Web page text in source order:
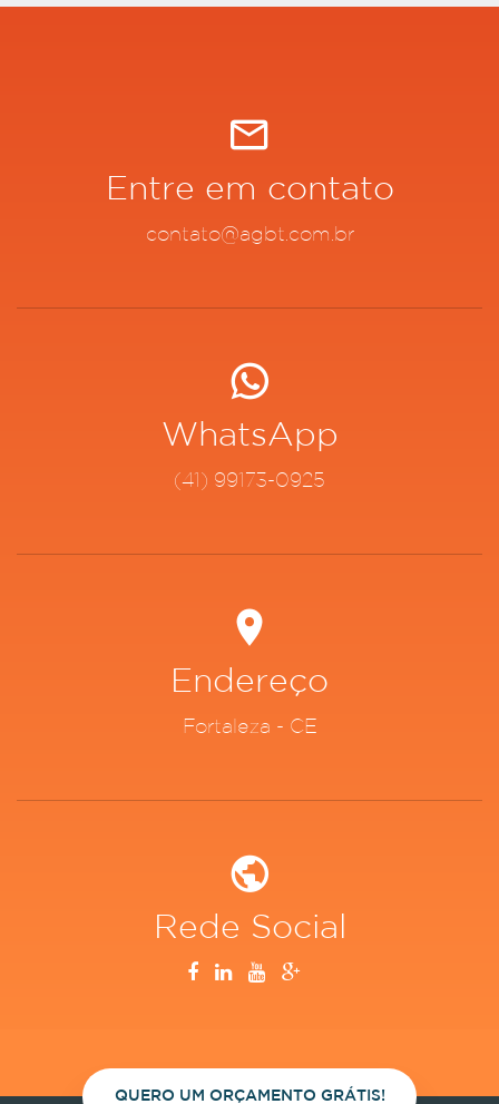
Entre em contato
contato@agbt.com.br
WhatsApp
(41) 99173-0925
Endereço
Fortaleza - CE
Rede Social
QUERO UM ORÇAMENTO GRÁTIS!